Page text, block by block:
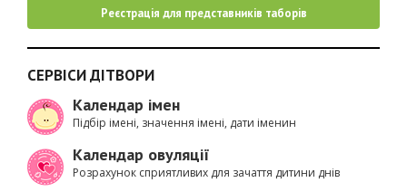
Реєстрація для представників таборів
СЕРВІСИ ДІТВОРИ
Календар імен
Підбір імені, значення імені, дати іменин
Календар овуляції
Розрахунок сприятливих для зачаття дитини днів